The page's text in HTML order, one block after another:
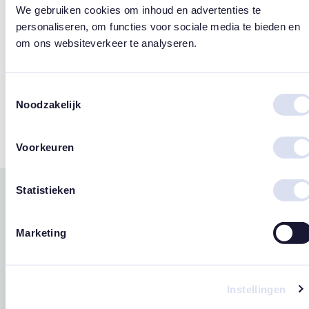
We gebruiken cookies om inhoud en advertenties te
personaliseren, om functies voor sociale media te bieden en
om ons websiteverkeer te analyseren.
Noodzakelijk
Voorkeuren
Statistieken
Marketing
Instellingen
Design
Susan Lordi
Merk
Willow Tree
producten